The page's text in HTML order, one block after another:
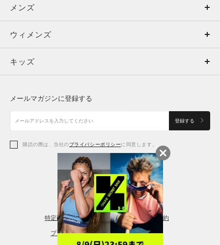
メンズ
ウィメンズ
キッズ
アクセサリー
メンズ
トップス
ボトムス
アクセサリー
ウィメンズ
トップス
シューズ
アクセサリー
レギンス＆タイツ
キッズ
シューズ
メールマガジンに登録する
登録する
購読の際は、当社のプライバシーポリシーに同意します。
特定商取引法に基づく通販の表記 会員規約
プライバシーポリシー